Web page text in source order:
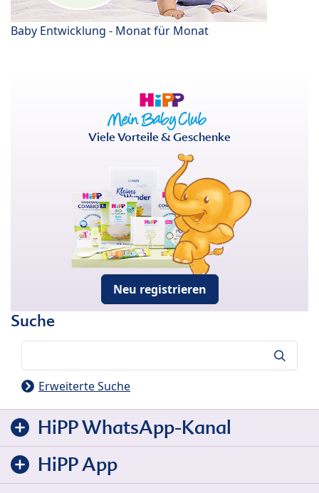
Baby Entwicklung - Monat für Monat
Viele Vorteile & Geschenke
Neu registrieren
Suche
Erweiterte Suche
HiPP WhatsApp-Kanal
HiPP App